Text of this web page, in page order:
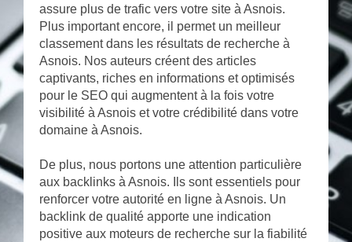
assure plus de trafic vers votre site à Asnois.
Plus important encore, il permet un meilleur
classement dans les résultats de recherche à
Asnois. Nos auteurs créent des articles
captivants, riches en informations et optimisés
pour le SEO qui augmentent à la fois votre
visibilité à Asnois et votre crédibilité dans votre
domaine à Asnois.
De plus, nous portons une attention particulière
aux backlinks à Asnois. Ils sont essentiels pour
renforcer votre autorité en ligne à Asnois. Un
backlink de qualité apporte une indication
positive aux moteurs de recherche sur la fiabilité